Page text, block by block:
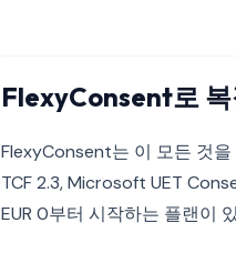
FlexyConsent로
FlexyConsent는 이 모든 것
TCF 2.3, Microsoft UET
EUR 0부터 시작하는 플랜이